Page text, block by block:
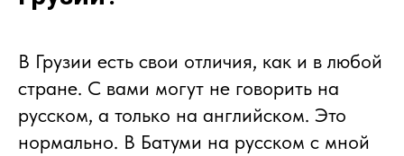
В Грузии есть свои отличия, как и в любой
стране. С вами могут не говорить на
русском, а только на английском. Это
нормально. В Батуми на русском с мной